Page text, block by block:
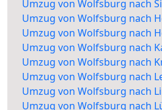
Umzug von Wolfsburg nach
Umzug von Wolfsburg nach
Umzug von Wolfsburg nach
Umzug von Wolfsburg nach
Umzug von Wolfsburg nach
Umzug von Wolfsburg nach
Umzug von Wolfsburg nach
Umzug von Wolfsburg nach